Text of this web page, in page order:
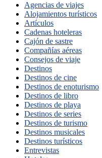
Agencias de viajes
Alojamientos turísticos
Artículos
Cadenas hoteleras
Cajón de sastre
Compañías aéreas
Consejos de viaje
Destinos
Destinos de cine
Destinos de enoturismo
Destinos de libro
Destinos de playa
Destinos de series
Destinos de turismo
Destinos musicales
Destinos turísticos
Entrevistas